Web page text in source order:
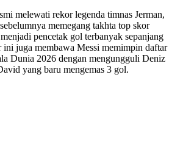
melewati rekor legenda timnas Jerman,
memegang takhta top skor
pencetak gol terbanyak sepanjang
ini juga membawa Messi memimpin daftar
Dunia 2026 dengan mengungguli Deniz
yang baru mengemas 3 gol.